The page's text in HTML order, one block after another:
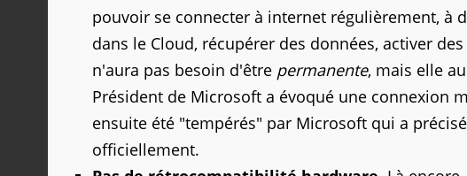
pouvoir se connecter à internet régulièrement, à
dans le Cloud, récupérer des données, activer
n'aura pas besoin d'être permanente, mais elle
Président de Microsoft a évoqué une connexion
ensuite été "tempérés" par Microsoft qui a
officiellement.